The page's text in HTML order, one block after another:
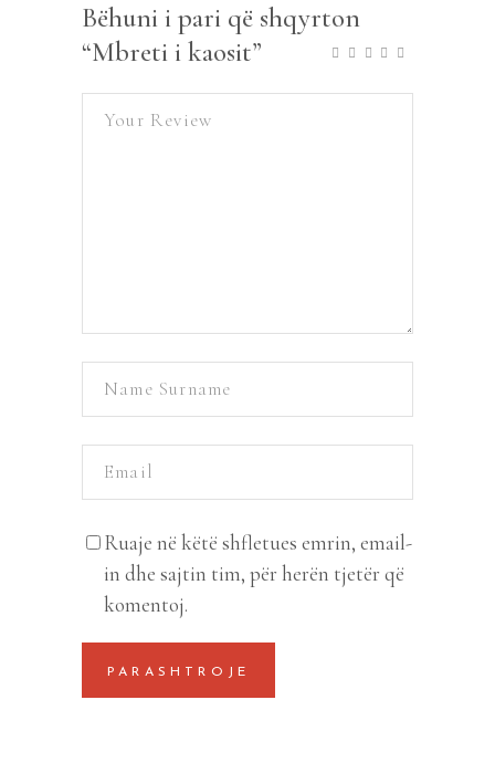
Bëhuni i pari që shqyrton
“Mbreti i kaosit”
Ruaje në këtë shfletues emrin, email-
in dhe sajtin tim, për herën tjetër që
komentoj.